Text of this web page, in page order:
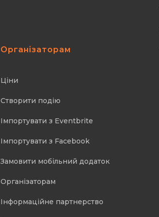
Організаторам
Ціни
Створити подію
Імпортувати з Eventbrite
Імпортувати з Facebook
Замовити мобільний додаток
Організаторам
Інформаційне партнерство